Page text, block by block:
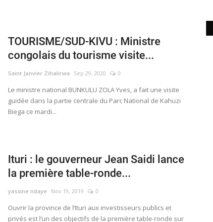
TOURISME/SUD-KIVU : Ministre
congolais du tourisme visite...
Saint Janvier Zihalirwa Sep 29, 2020 0
Le ministre national BUNKULU ZOLA Yves, a fait une visite
guidée dans la partie centrale du Parc National de Kahuzi
Biega ce mardi...
Ituri : le gouverneur Jean Saidi lance
la première table-ronde...
yassine ndaye Nov 19, 2019 0
Ouvrir la province de l’Ituri aux investisseurs publics et
privés est l’un des objectifs de la première table-ronde sur